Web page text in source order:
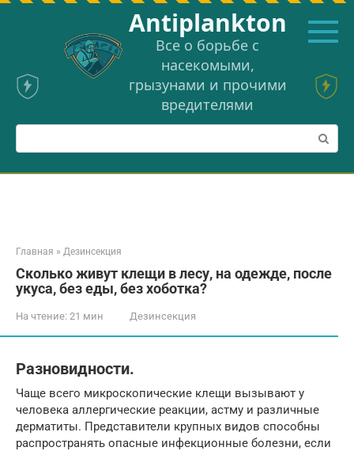
Перейти
Аntiplankton
Все о борьбе с
насекомыми,
грызунами и прочими
вредителями
Поиск:
Главная » Дезинсекция
Сколько живут клещи в лесу, на одежде, после
укуса, без еды, без хоботка?
На чтение: 21 мин Дезинсекция
Разновидности.
Чаще всего микроскопические клещи вызывают у
человека аллергические реакции, астму и различные
дерматиты. Представители крупных видов способны
распространять опасные инфекционные болезни, если